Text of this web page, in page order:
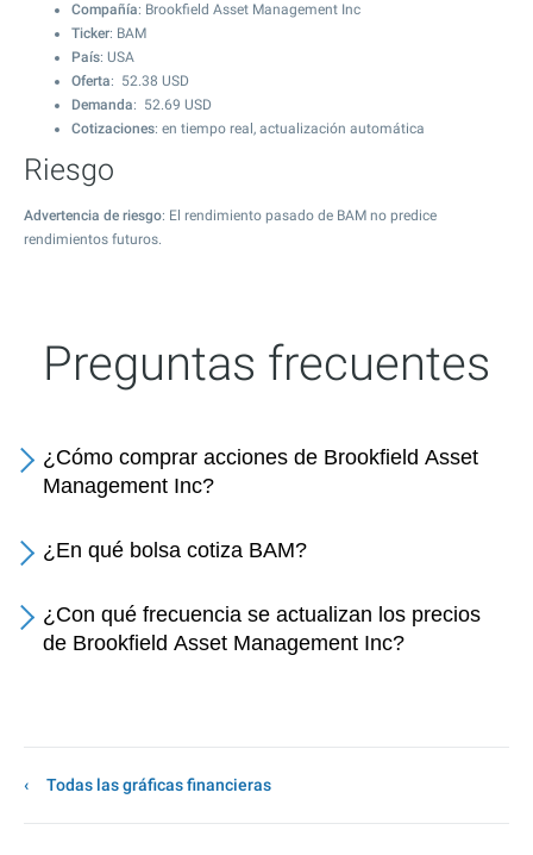
Compañía: Brookfield Asset Management Inc
Ticker: BAM
País: USA
Oferta: 52.38 USD
Demanda: 52.69 USD
Cotizaciones: en tiempo real, actualización automática
Riesgo
Advertencia de riesgo: El rendimiento pasado de BAM no predice
rendimientos futuros.
Preguntas frecuentes
¿Cómo comprar acciones de Brookfield Asset
Management Inc?
¿En qué bolsa cotiza BAM?
¿Con qué frecuencia se actualizan los precios
de Brookfield Asset Management Inc?
Todas las gráficas financieras